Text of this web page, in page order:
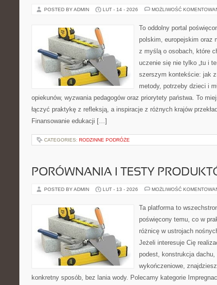
POSTED BY ADMIN LUT - 14 - 2026 MOŻLIWOŚĆ
To oddolny portal
polskim, europejskim oraz
z myślą o osobach, które
uczenie się nie tylko „tu i
szerszym kontekście: jak
metody, potrzeby dzieci i
opiekunów, wyzwania pedagogów oraz priorytety państwa. To
łączyć praktykę z refleksją, a inspiracje z różnych krajów
Finansowanie edukacji […]
CATEGORIES: RODZINNE PODRÓŻE
PORÓWNANIA I TESTY
POSTED BY ADMIN LUT - 13 - 2026 MOŻLIWOŚĆ
Ta platforma to
poświęcony temu, co w
różnicę w ustrojach
Jeżeli interesuje Cię
podest, konstrukcja
wykończeniowe,
konkretny sposób, bez lania wody. Polecamy kategorie